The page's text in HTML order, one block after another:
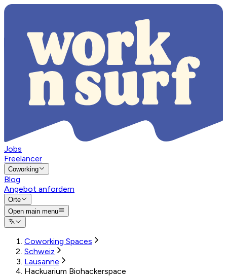
Jobs
Freelancer
Coworking
Blog
Angebot anfordern
Orte
Open main menu
Coworking Spaces
Schweiz
Lausanne
Hackuarium Biohackerspace